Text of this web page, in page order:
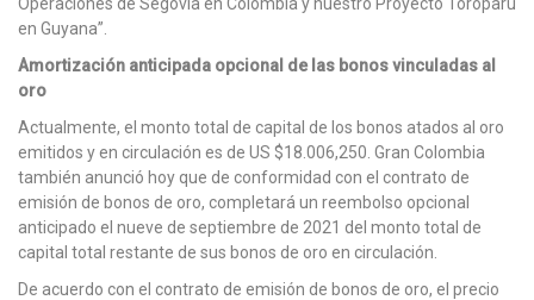
en Guyana”.
Amortización anticipada opcional de las bonos vinculadas al
oro
Actualmente, el monto total de capital de los bonos atados al oro
emitidos y en circulación es de US $18.006,250. Gran Colombia
también anunció hoy que de conformidad con el contrato de
emisión de bonos de oro, completará un reembolso opcional
anticipado el nueve de septiembre de 2021 del monto total de
capital total restante de sus bonos de oro en circulación.
De acuerdo con el contrato de emisión de bonos de oro, el precio